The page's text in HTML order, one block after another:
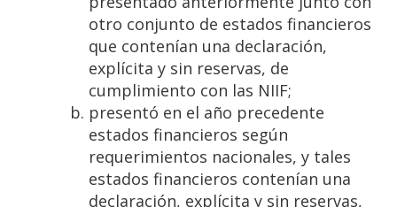
otro conjunto de estados financieros
que contenían una declaración,
explícita y sin reservas, de
cumplimiento con las NIIF;
presentó en el año precedente
estados financieros según
requerimientos nacionales, y tales
estados financieros contenían una
declaración, explícita y sin reservas,